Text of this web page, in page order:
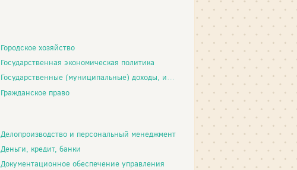
Городское хозяйство
Государственная экономическая политика
Государственные (муниципальные) доходы, их администрирование
Гражданское право
Делопроизводство и персональный менеджмент
Деньги, кредит, банки
Документационное обеспечение управления